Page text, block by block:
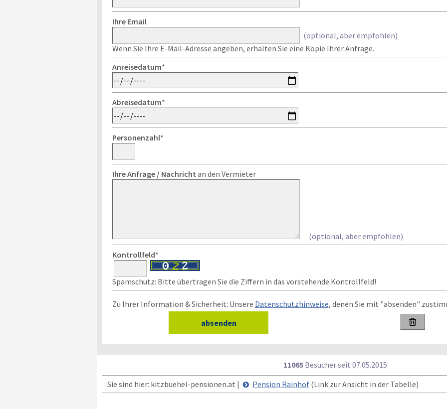
Ihre Email
(optional, aber empfohlen)
Wenn Sie Ihre E-Mail-Adresse angeben, erhalten Sie eine Kopie Ihrer Anfrage.
Anreisedatum*
Abreisedatum*
Personenzahl*
Ihre Anfrage / Nachricht an den Vermieter
(optional, aber empfohlen)
Kontrollfeld*
Spamschutz: Bitte übertragen Sie die Ziffern in das vorstehende Kontrollfeld!
Zu Ihrer Information & Sicherheit: Unsere Datenschutzhinweise, denen Sie mit "absenden"

11065 Besucher seit 07.05.2015
Sie sind hier: kitzbuehel-pensionen.at |
Pension Rainhof(Link zur Ansicht in der Tabelle)